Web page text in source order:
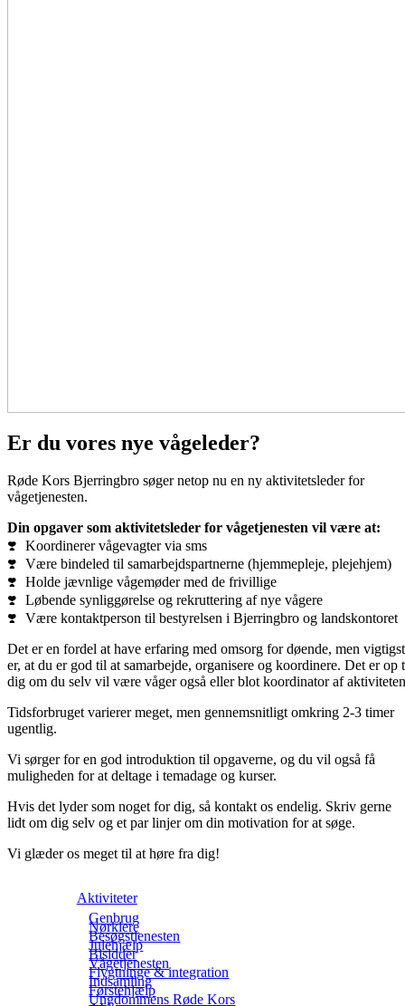
Er du vores nye vågeleder?
Røde Kors Bjerringbro søger netop nu en ny aktivitetsleder for
vågetjenesten.
Din opgaver som aktivitetsleder for vågetjenesten vil være at:
Koordinerer vågevagter via sms
Være bindeled til samarbejdspartnerne (hjemmepleje, plejehjem)
Holde jævnlige vågemøder med de frivillige
Løbende synliggørelse og rekruttering af nye vågere
Være kontaktperson til bestyrelsen i Bjerringbro og landskontoret
Det er en fordel at have erfaring med omsorg for døende, men vigtigst
er, at du er god til at samarbejde, organisere og koordinere. Det er op
dig om du selv vil være våger også eller blot koordinator af
Tidsforbruget varierer meget, men gennemsnitligt omkring 2-3 timer
ugentlig.
Vi sørger for en god introduktion til opgaverne, og du vil også få
muligheden for at deltage i temadage og kurser.
Hvis det lyder som noget for dig, så kontakt os endelig. Skriv gerne
lidt om dig selv og et par linjer om din motivation for at søge.
Vi glæder os meget til at høre fra dig!
Aktiviteter
Genbrug
Nørklere
Besøgstjenesten
Julehjælp
Bisidder
Vågetjenesten
Flygtninge & integration
Indsamling
Førstehjælp
Ungdommens Røde Kors